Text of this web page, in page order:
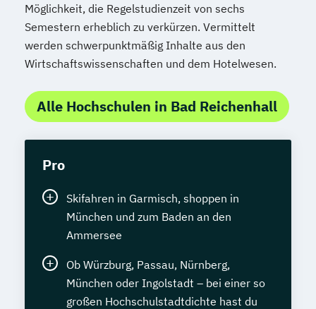
Möglichkeit, die Regelstudienzeit von sechs
Semestern erheblich zu verkürzen. Vermittelt
werden schwerpunktmäßig Inhalte aus den
Wirtschaftswissenschaften und dem Hotelwesen.
Alle Hochschulen in Bad Reichenhall
Pro
Skifahren in Garmisch, shoppen in
München und zum Baden an den
Ammersee
Ob Würzburg, Passau, Nürnberg,
München oder Ingolstadt – bei einer so
großen Hochschulstadtdichte hast du